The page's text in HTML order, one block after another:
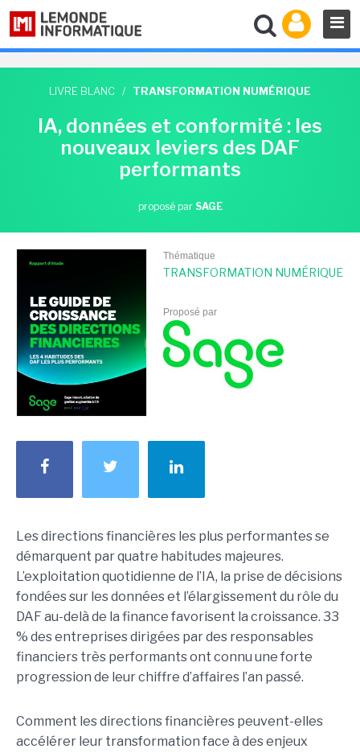
LIVRE BLANC / TRANSFORMATION NUMÉRIQUE
IA, données et conformité : les
nouveaux leviers des DAF
performants
proposé par SAGE
Thématique
TRANSFORMATION NUMÉRIQUE
Proposé par
Les directions financières les plus performantes se
démarquent par quatre habitudes majeures.
L’exploitation quotidienne de l’IA, la prise de décisions
fondées sur les données et l’élargissement du rôle du
DAF au-delà de la finance favorisent la croissance. 33
% des entreprises dirigées par des responsables
financiers très performants ont connu une forte
progression de leur chiffre d’affaires l’an passé.
Comment les directions financières peuvent-elles
accélérer leur transformation face à des enjeux